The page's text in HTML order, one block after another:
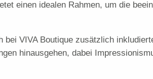
einen idealen Rahmen, um die
VIVA Boutique zusätzlich
hinausgehen, dabei